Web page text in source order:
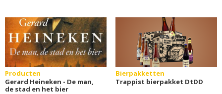
Producten
Gerard Heineken - De man,
de stad en het bier
Bierpakketten
Trappist bierpakket DtDD